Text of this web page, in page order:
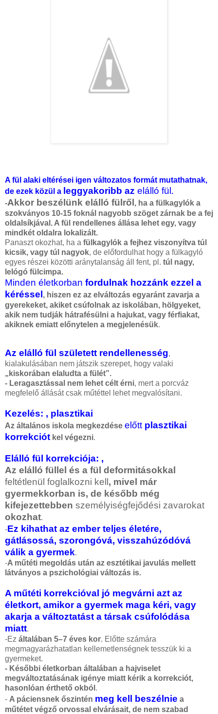
A fül alaki eltérései igen változatos formát mutathatnak,
de ezek közül a leggyakoribb az elálló fül.
-Akkor beszélünk elálló fülről, ha a fülkagylók a
szokványos 10-15 foknál nagyobb szöget zárnak be a fej
oldalsíkjával. A fül rendellenes állása lehet egy, vagy
mindkét oldalra lokalizált.
Panaszt okozhat, ha a fülkagylók a fejhez viszonyítva túl
kicsik, vagy túl nagyok, de előfordulhat hogy a fülkagyló
egyes részei közötti aránytalanság áll fent, pl. túl nagy,
lelógó fülcimpa.
Minden életkorban fordulnak hozzánk ezzel a
kéréssel, hiszen ez az elváltozás egyaránt zavarja a
gyerekeket, akiket csúfolnak az iskolában, hölgyeket,
akik nem tudják hátrafésülni a hajukat, vagy férfiakat,
akiknek emiatt előnytelen a megjelenésük.
Az elálló fül született rendellenesség,
kialakulásában nem játszik szerepet, hogy valaki
„kiskorában elaludta a fülét”.
- Leragasztással nem lehet célt érni, mert a porcváz
megfelelő állását csak műtéttel lehet megvalósítani.
Kezelés: , plasztikai
Az általános iskola megkezdése előtt plasztikai
korrekciót kel végezni.
Elálló fül korrekciója: ,
Az elálló füllel és a fül deformitásokkal
feltétlenül foglalkozni kell, mivel már
gyermekkorban is, de később még
kifejezettebben személyiségfejődési zavarokat
okozhat.
-Ez kihathat az ember teljes életére,
gátlásossá, szorongóvá, visszahúzódóvá
válik a gyermek.
-A műtéti megoldás után az esztétikai javulás mellett
látványos a pszichológiai változás is.
A műtéti korrekcióval jó megvárni azt az
életkort, amikor a gyermek maga kéri, vagy
akarja a változtatást a társak csúfolódása
miatt.
-Ez általában 5–7 éves kor. Előtte számára
megmagyarázhatatlan kellemetlenségnek tesszük ki a
gyermeket.
- Későbbi életkorban általában a hajviselet
megváltoztatásának igénye miatt kérik a korrekciót,
hasonlóan érthető okból .
- A páciensnek őszintén meg kell beszélnie a
műtétet végző orvossal elvárásait, de nem szabad